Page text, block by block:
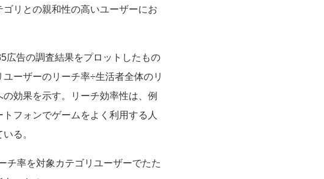
リとの親和性の高いユーザーにお
広告の調査結果をプロットしたもの
ーザーのリーチ率÷生活者全体のリ
効果を示す。リーチ効率性は、例
フォンでゲームをよく利用する人
る。
チ率を対象カテゴリユーザーでたた